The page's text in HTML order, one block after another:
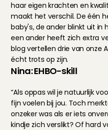
haar eigen krachten en
maakt het verschil. De één
baby's, de ander blinkt uit in
een ander heeft zich extra
blog vertellen drie van onze
écht trots op zijn.
Nina: EHBO-skill
“Als oppas wil je natuurlijk
fijn voelen bij jou. Toch
onzeker was als er iets
kindje zich verslikt? Of hard